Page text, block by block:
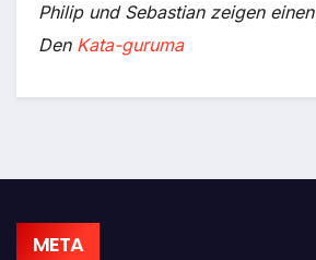
Philip und Sebastian zeigen
Den Kata-guruma
META